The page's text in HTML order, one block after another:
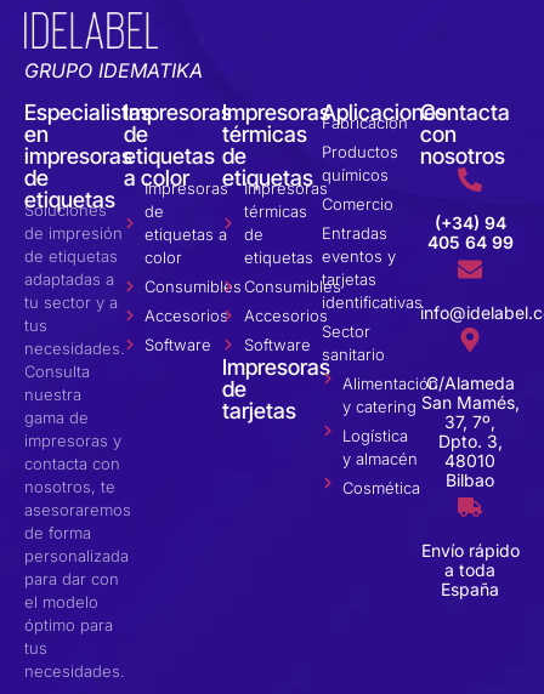
GRUPO IDEMATIKA
Especialistas
en
impresoras
de
etiquetas
Soluciones
de impresión
de etiquetas
adaptadas a
tu sector y a
tus
necesidades.
Consulta
nuestra
gama de
impresoras y
contacta con
nosotros, te
asesoraremos
de forma
personalizada
para dar con
el modelo
óptimo para
tus
necesidades.
Impresoras
de
etiquetas
a color
Impresoras
de
etiquetas a
color
Consumibles
Accesorios
Software
Impresoras
térmicas
de
etiquetas
Impresoras
térmicas
de
etiquetas
Consumibles
Accesorios
Software
Impresoras
de
tarjetas
Aplicaciones
Fabricación
Productos
químicos
Comercio
Entradas
eventos y
tarjetas
identificativas
Sector
sanitario
Alimentación
y catering
Logística
y almacén
Cosmética
Contacta
con
nosotros
(+34) 94
405 64 99
C/Alameda
San Mamés,
37, 7º,
Dpto. 3,
48010
Bilbao
Envío rápido
a toda
España